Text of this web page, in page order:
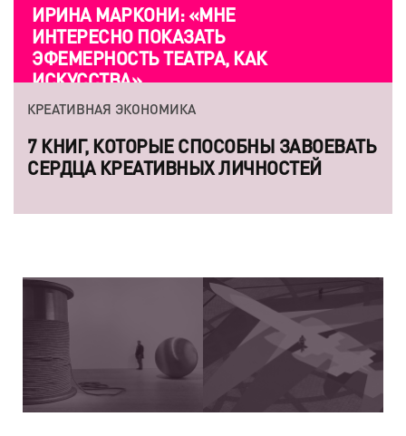
ИРИНА МАРКОНИ: «МНЕ
ИНТЕРЕСНО ПОКАЗАТЬ
ЭФЕМЕРНОСТЬ ТЕАТРА, КАК
ИСКУССТВА»
КРЕАТИВНАЯ ЭКОНОМИКА
7 КНИГ, КОТОРЫЕ СПОСОБНЫ ЗАВОЕВАТЬ
СЕРДЦА КРЕАТИВНЫХ ЛИЧНОСТЕЙ